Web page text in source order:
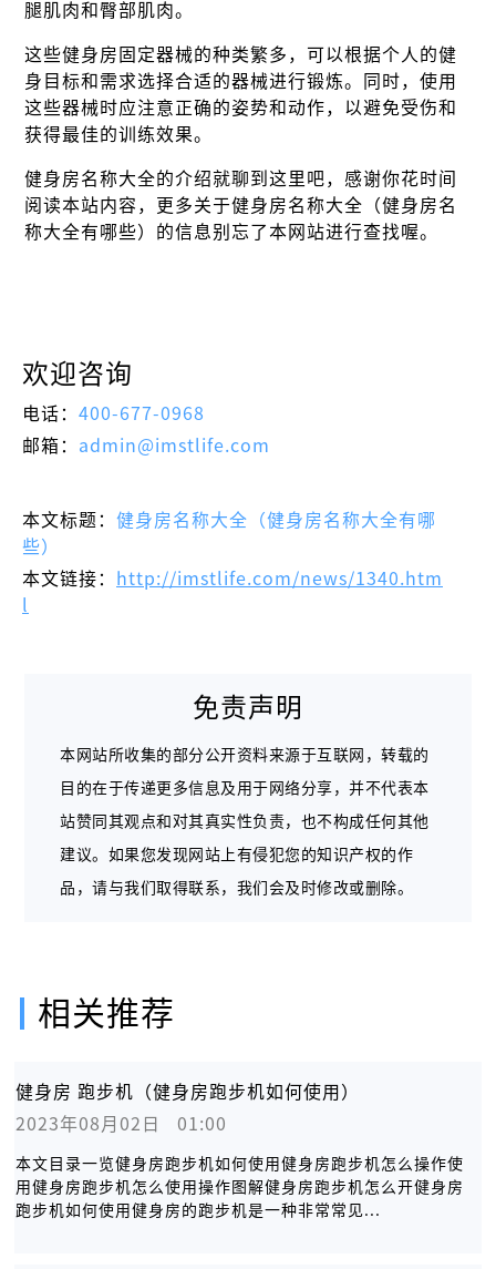
腿肌肉和臀部肌肉。
这些健身房固定器械的种类繁多，可以根据个人的健
身目标和需求选择合适的器械进行锻炼。同时，使用
这些器械时应注意正确的姿势和动作，以避免受伤和
获得最佳的训练效果。
健身房名称大全的介绍就聊到这里吧，感谢你花时间
阅读本站内容，更多关于健身房名称大全（健身房名
称大全有哪些）的信息别忘了本网站进行查找喔。
欢迎咨询
电话： 400-677-0968
邮箱： admin@imstlife.com
本文标题： 健身房名称大全（健身房名称大全有哪
些）
本文链接：
http://imstlife.com/news/1340.htm
免责声明
本网站所收集的部分公开资料来源于互联网，转载的
目的在于传递更多信息及用于网络分享，并不代表本
站赞同其观点和对其真实性负责，也不构成任何其他
建议。如果您发现网站上有侵犯您的知识产权的作
品，请与我们取得联系，我们会及时修改或删除。
相关推荐
健身房 跑步机（健身房跑步机如何使用）
2023年08月02日   01:00
本文目录一览健身房跑步机如何使用健身房跑步机怎么操作使
用健身房跑步机怎么使用操作图解健身房跑步机怎么开健身房
跑步机如何使用健身房的跑步机是一种非常常见...